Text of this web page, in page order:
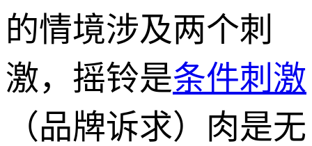
的情境涉及两个刺
激，摇铃是条件刺激
（品牌诉求）肉是无